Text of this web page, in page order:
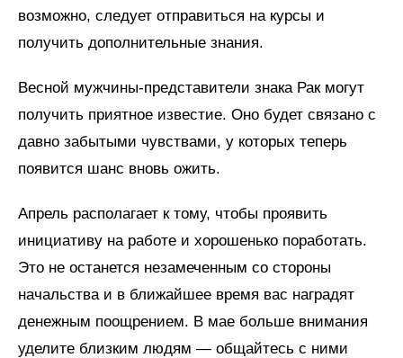
возможно, следует отправиться на курсы и
получить дополнительные знания.
Весной мужчины-представители знака Рак могут
получить приятное известие. Оно будет связано с
давно забытыми чувствами, у которых теперь
появится шанс вновь ожить.
Апрель располагает к тому, чтобы проявить
инициативу на работе и хорошенько поработать.
Это не останется незамеченным со стороны
начальства и в ближайшее время вас наградят
денежным поощрением. В мае больше внимания
уделите близким людям — общайтесь с ними